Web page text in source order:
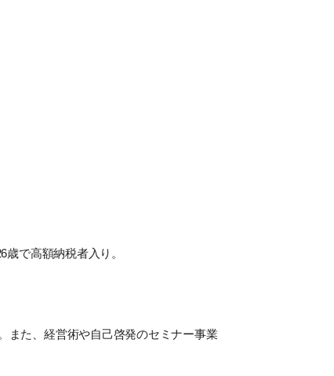
で高額納税者入り。
また、経営術や自己啓発のセミナー事業